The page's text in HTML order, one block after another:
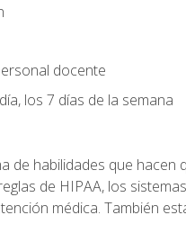
docente
los 7 días de la semana
de habilidades que hacen
de HIPAA, los
médica. También